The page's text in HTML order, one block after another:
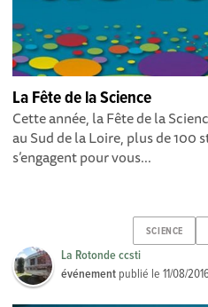
La Fête de la Science
Cette année, la Fête de la
au Sud de la Loire, plus de
s’engagent pour vous...
SCIENCE
La Rotonde ccsti
événement publié le11/08/